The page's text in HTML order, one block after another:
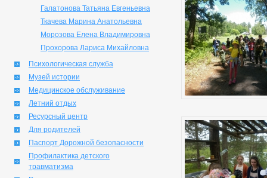
Галатонова Татьяна Евгеньевна
Ткачева Марина Анатольевна
Морозова Елена Владимировна
Прохорова Лариса Михайловна
Психологическая служба
Музей истории
Медицинское обслуживание
Летний отдых
Ресурсный центр
Для родителей
Паспорт Дорожной безопасности
Профилактика детского
травматизма